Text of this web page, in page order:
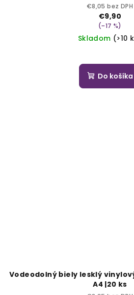
€8,05 bez DPH
€9,90
(–17 %)
Skladom (>10
Do košíka
Vodeodolný biely lesklý
A4 |20 ks